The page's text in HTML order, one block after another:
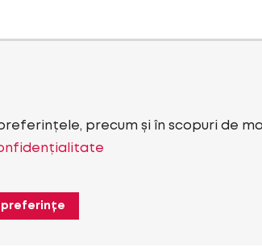
precum și în scopuri de
preferințe